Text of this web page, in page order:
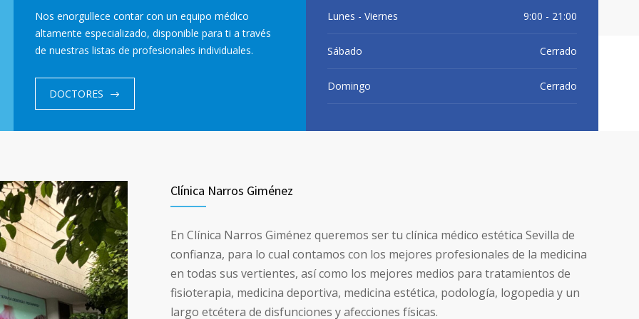
consultas@clinicanarrosgimenez.com
NOSOTROS CONTACTO
Nos enorgullece contar con un equipo médico
altamente especializado, disponible para ti a través
de nuestras listas de profesionales individuales.
DOCTORES
Lunes - Viernes 9:00 - 21:00
Sábado Cerrado
Domingo Cerrado
Clínica Narros Giménez
En Clínica Narros Giménez queremos ser tu clínica médico estética Sevilla de
confianza, para lo cual contamos con los mejores profesionales de la medicina
en todas sus vertientes, así como los mejores medios para tratamientos de
fisioterapia, medicina deportiva, medicina estética, podología, logopedia y un
largo etcétera de disfunciones y afecciones físicas.